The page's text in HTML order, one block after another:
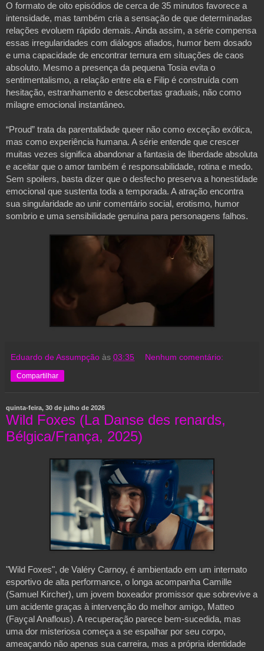
O formato de oito episódios de cerca de 35 minutos favorece a
intensidade, mas também cria a sensação de que determinadas
relações evoluem rápido demais. Ainda assim, a série compensa
essas irregularidades com diálogos afiados, humor bem dosado
e uma capacidade de encontrar ternura em situações de caos
absoluto. Mesmo a presença da pequena Tosia evita o
sentimentalismo, a relação entre ela e Filip é construída com
hesitação, estranhamento e descobertas graduais, não como
milagre emocional instantâneo.
“Proud” trata da parentalidade queer não como exceção exótica,
mas como experiência humana. A série entende que crescer
muitas vezes significa abandonar a fantasia de liberdade absoluta
e aceitar que o amor também é responsabilidade, rotina e medo.
Sem spoilers, basta dizer que o desfecho preserva a honestidade
emocional que sustenta toda a temporada. A atração encontra
sua singularidade ao unir comentário social, erotismo, humor
sombrio e uma sensibilidade genuína para personagens falhos.
Eduardo de Assumpção às 03:35 Nenhum comentário:
Compartilhar
quinta-feira, 30 de julho de 2026
Wild Foxes (La Danse des renards,
Bélgica/França, 2025)
"Wild Foxes", de Valéry Carnoy, é ambientado em um internato
esportivo de alta performance, o longa acompanha Camille
(Samuel Kircher), um jovem boxeador promissor que sobrevive a
um acidente graças à intervenção do melhor amigo, Matteo
(Fayçal Anaflous). A recuperação parece bem-sucedida, mas
uma dor misteriosa começa a se espalhar por seu corpo,
ameaçando não apenas sua carreira, mas a própria identidade